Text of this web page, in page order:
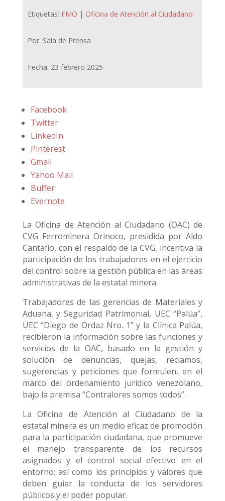
Etiquetas: FMO | Oficina de Atención al Ciudadano
Por: Sala de Prensa
Fecha: 23 febrero 2025
Facebook
Twitter
LinkedIn
Pinterest
Gmail
Yahoo Mail
Buffer
Evernote
La Oficina de Atención al Ciudadano (OAC) de
CVG Ferrominera Orinoco, presidida por Aldo
Cantafio, con el respaldo de la CVG, incentiva la
participación de los trabajadores en el ejercicio
del control sobre la gestión pública en las áreas
administrativas de la estatal minera.
Trabajadores de las gerencias de Materiales y
Aduana, y Seguridad Patrimonial, UEC “Palúa”,
UEC “Diego de Ordaz Nro. 1” y la Clínica Palúa,
recibieron la información sobre las funciones y
servicios de la OAC, basado en la gestión y
solución de denuncias, quejas, reclamos,
sugerencias y peticiones que formulen, en el
marco del ordenamiento jurídico venezolano,
bajo la premisa “Contralores somos todos”.
La Oficina de Atención al Ciudadano de la
estatal minera es un medio eficaz de promoción
para la participación ciudadana, que promueve
el manejo transparente de los recursos
asignados y el control social efectivo en el
entorno; así como los principios y valores que
deben guiar la conducta de los servidores
públicos y el poder popular.